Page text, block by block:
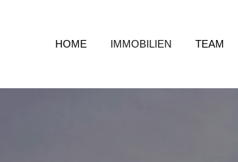
HOME IMMOBILIEN TEAM